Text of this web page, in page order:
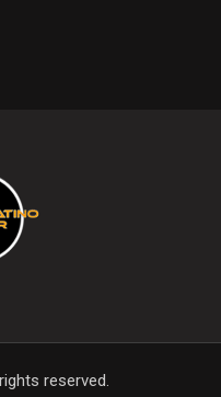
reserved.